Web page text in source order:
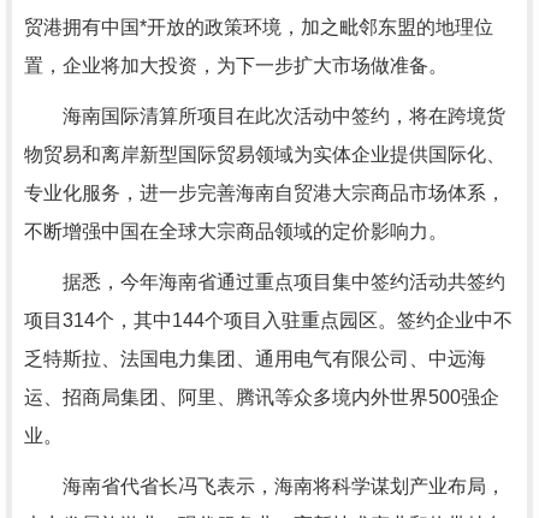
贸港拥有中国*开放的政策环境，加之毗邻东盟的地理位
置，企业将加大投资，为下一步扩大市场做准备。
海南国际清算所项目在此次活动中签约，将在跨境货
物贸易和离岸新型国际贸易领域为实体企业提供国际化、
专业化服务，进一步完善海南自贸港大宗商品市场体系，
不断增强中国在全球大宗商品领域的定价影响力。
据悉，今年海南省通过重点项目集中签约活动共签约
项目314个，其中144个项目入驻重点园区。签约企业中不
乏特斯拉、法国电力集团、通用电气有限公司、中远海
运、招商局集团、阿里、腾讯等众多境内外世界500强企
业。
海南省代省长冯飞表示，海南将科学谋划产业布局，